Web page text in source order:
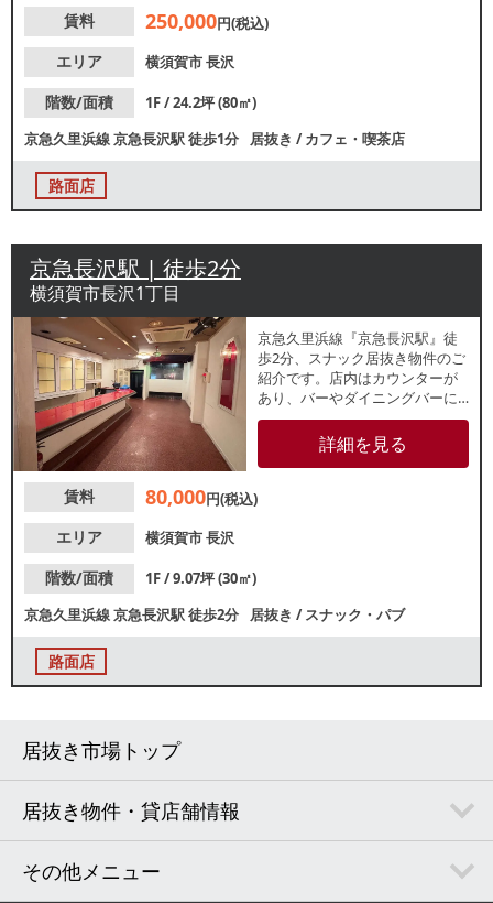
適。業種等お気軽にお問合せく
賃料 250,000円(税込)
エリア
横須賀市長沢
階数/面積
1F / 24.2坪 (80㎡)
京急久里浜線京急長沢駅徒歩1分 居抜き /カフェ・喫茶店
路面店
京急長沢駅 | 徒歩2分
横須賀市長沢1丁目
京急久里浜線『京急長沢駅』徒
歩2分、スナック居抜き物件のご
紹介です。店内はカウンターが
あり、バーやダイニングバーに
もおすすめ。重飲食相談可能で
すので、各業種お気軽にお問合
せください。
詳細を見る
賃料 80,000円(税込)
エリア
横須賀市長沢
階数/面積
1F / 9.07坪 (30㎡)
京急久里浜線京急長沢駅徒歩2分 居抜き /スナック・パブ
路面店
居抜き市場トップ
居抜き物件・貸店舗情報
その他メニュー